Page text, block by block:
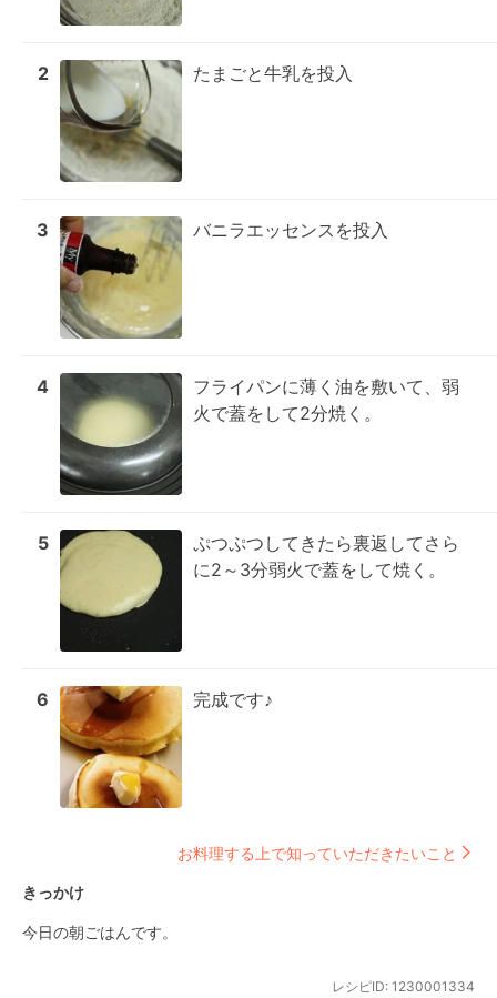
2 たまごと牛乳を投入
3 バニラエッセンスを投入
4
フライパンに薄く油を敷いて、弱
火で蓋をして2分焼く。
5
ぷつぷつしてきたら裏返してさら
に2～3分弱火で蓋をして焼く。
6 完成です♪
お料理する上で知っていただきたいこと
きっかけ
今日の朝ごはんです。
レシピID: 1230001334